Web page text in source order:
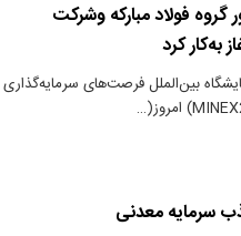
2025 با حضور گروه فولاد مبارکه وشرکت
به‌کار کرد
بین‌الملل فرصت‌های سرمایه‌گذاری